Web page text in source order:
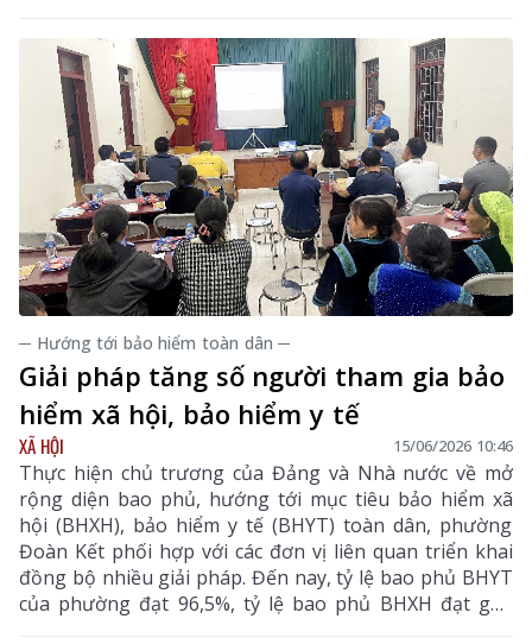
─ Hướng tới bảo hiểm toàn dân ─
Giải pháp tăng số người tham gia bảo
hiểm xã hội, bảo hiểm y tế
XÃ HỘI 15/06/2026 10:46
Thực hiện chủ trương của Đảng và Nhà nước về mở
rộng diện bao phủ, hướng tới mục tiêu bảo hiểm xã
hội (BHXH), bảo hiểm y tế (BHYT) toàn dân, phường
Đoàn Kết phối hợp với các đơn vị liên quan triển khai
đồng bộ nhiều giải pháp. Đến nay, tỷ lệ bao phủ BHYT
của phường đạt 96,5%, tỷ lệ bao phủ BHXH đạt gần
14%.